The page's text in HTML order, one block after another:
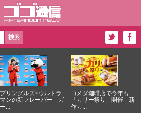
プリングルズ×ウルトラ
マンの新フレーバー「ガ
ー...
コメダ珈琲店で今年も
「カリー祭り」開催 新
作カ...